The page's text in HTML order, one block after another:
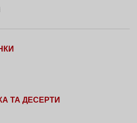
ТА ДЕСЕРТИ